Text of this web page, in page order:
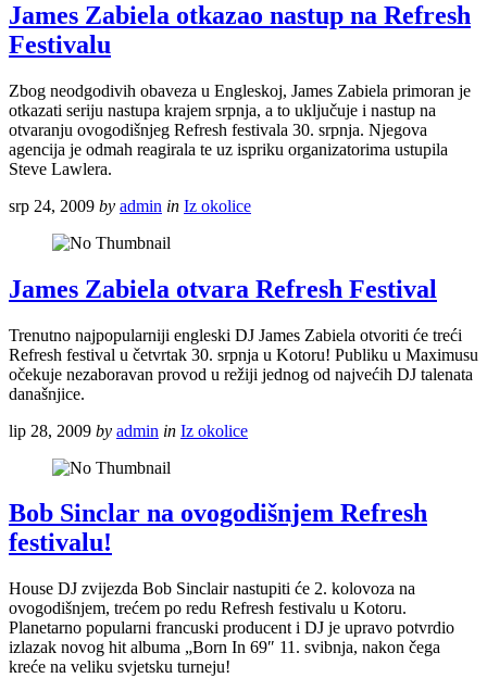
James Zabiela otkazao nastup na Refresh
Festivalu
Zbog neodgodivih obaveza u Engleskoj, James Zabiela primoran je
otkazati seriju nastupa krajem srpnja, a to uključuje i nastup na
otvaranju ovogodišnjeg Refresh festivala 30. srpnja. Njegova
agencija je odmah reagirala te uz ispriku organizatorima ustupila
Steve Lawlera.
srp 24, 2009 by admin in Iz okolice
James Zabiela otvara Refresh Festival
Trenutno najpopularniji engleski DJ James Zabiela otvoriti će treći
Refresh festival u četvrtak 30. srpnja u Kotoru! Publiku u Maximusu
očekuje nezaboravan provod u režiji jednog od najvećih DJ talenata
današnjice.
lip 28, 2009 by admin in Iz okolice
Bob Sinclar na ovogodišnjem Refresh
festivalu!
House DJ zvijezda Bob Sinclair nastupiti će 2. kolovoza na
ovogodišnjem, trećem po redu Refresh festivalu u Kotoru.
Planetarno popularni francuski producent i DJ je upravo potvrdio
izlazak novog hit albuma „Born In 69″ 11. svibnja, nakon čega
kreće na veliku svjetsku turneju!